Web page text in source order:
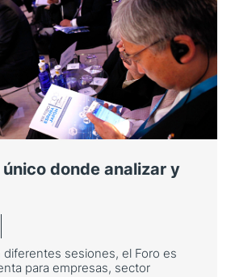
Japón, referente
de la relación entre
reunido a reputados
analizar temas de
apoyo tanto institucional como
donde analizar y
sesiones, el Foro es
para empresas, sector